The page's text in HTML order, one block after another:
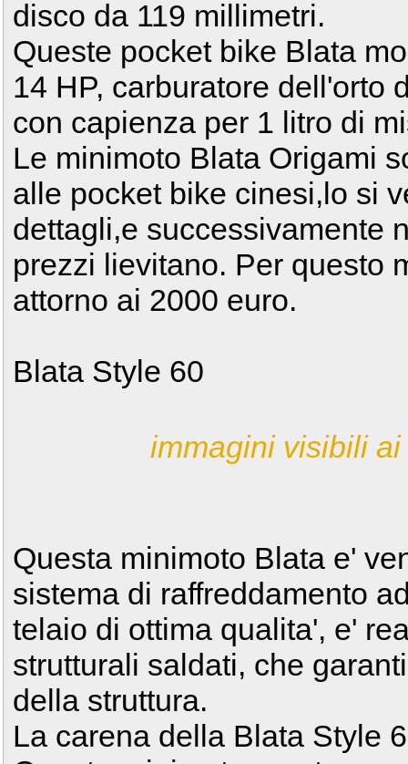
disco da 119 millimetri.
Queste pocket bike Blata
14 HP, carburatore dell'orto
con capienza per 1 litro di
Le minimoto Blata Origami
alle pocket bike cinesi,lo si
dettagli,e successivamente
prezzi lievitano. Per questo
attorno ai 2000 euro.
Blata Style 60
immagini visibili
Questa minimoto Blata e'
sistema di raffreddamento
telaio di ottima qualita', e'
strutturali saldati, che
della struttura.
La carena della Blata Style